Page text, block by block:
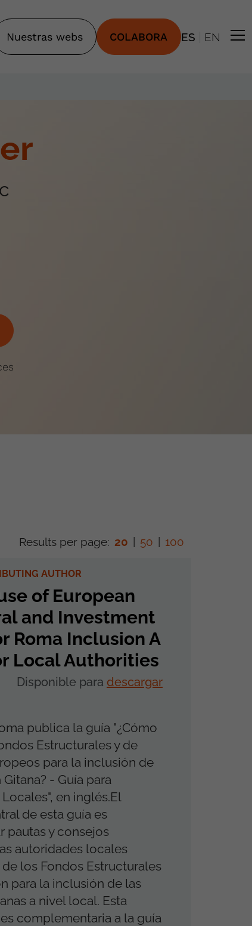
Nuestras webs COLABORA ES EN
Results per page: 20 | 50 | 100
AUTHOR
of European
and Investment
Roma Inclusion A
Local Authorities
Disponible para descargar
publica la guía "¿Cómo
Estructurales y de
para la inclusión de
- Guía para
en inglés.El
de esta guía es
pautas y consejos
autoridades locales
los Fondos Estructurales
para la inclusión de las
a nivel local. Esta
complementaria a la guía